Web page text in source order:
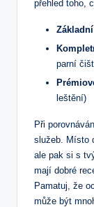
přehled toho,
parní
leštění)
Při
služeb. Místo
ale pak si s
mají dobré
Pamatuj, že
může být